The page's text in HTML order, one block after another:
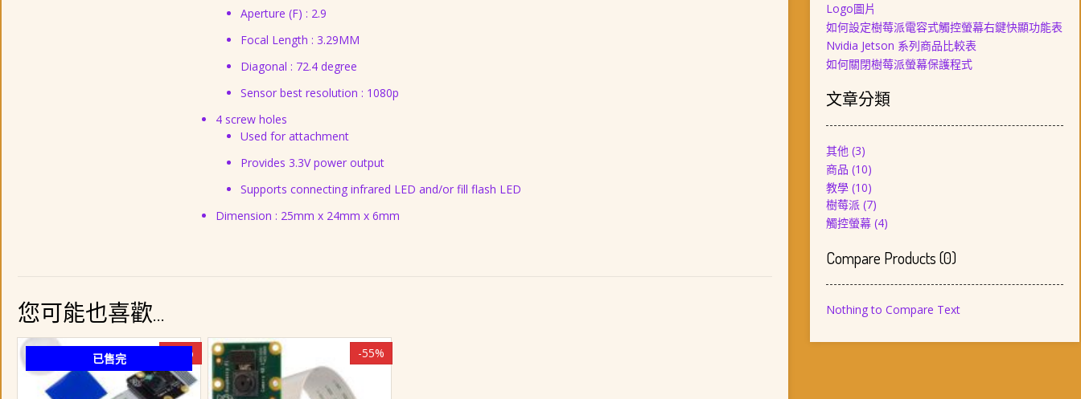
Aperture (F) : 2.9
Focal Length : 3.29MM
Diagonal : 72.4 degree
Sensor best resolution : 1080p
4 screw holes
Used for attachment
Provides 3.3V power output
Supports connecting infrared LED and/or fill flash LED
Dimension : 25mm x 24mm x 6mm
您可能也喜歡…
已售完 -57% -55%
Logo圖片
如何設定樹莓派電容式觸控螢幕右鍵快顯功能表
Nvidia Jetson 系列商品比較表
如何關閉樹莓派螢幕保護程式
文章分類
其他(3)
商品 (10)
教學(10)
樹莓派(7)
觸控螢幕(4)
Compare Products(0)
Nothing to Compare Text